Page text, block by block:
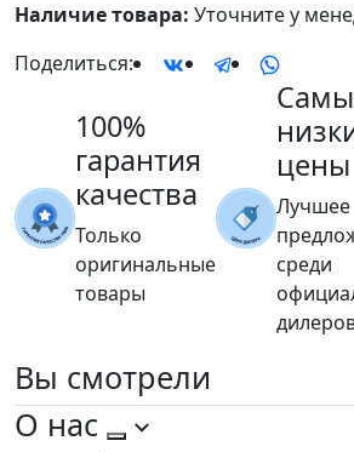
Наличие товара: Уточните у
Поделиться:
100%
гарантия
качества
Только
оригинальные
товары
цены
Лучшее
среди
Вы смотрели
О нас